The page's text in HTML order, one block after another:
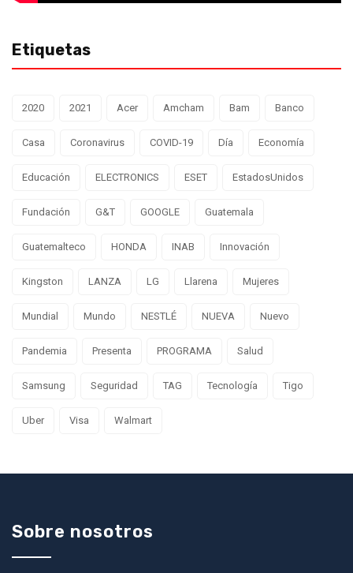
Etiquetas
2020 2021 Acer Amcham Bam Banco
Casa Coronavirus COVID-19 Día Economía
Educación ELECTRONICS ESET EstadosUnidos
Fundación G&T GOOGLE Guatemala
Guatemalteco HONDA INAB Innovación
Kingston LANZA LG Llarena Mujeres
Mundial Mundo NESTLÉ NUEVA Nuevo
Pandemia Presenta PROGRAMA Salud
Samsung Seguridad TAG Tecnología Tigo
Uber Visa Walmart
Sobre nosotros